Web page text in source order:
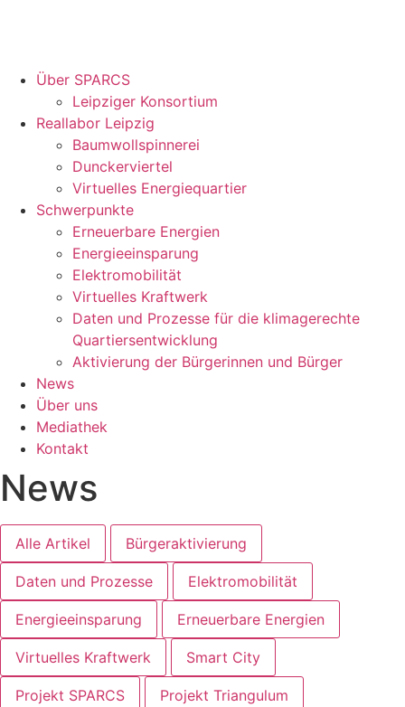
Über SPARCS
Leipziger Konsortium
Reallabor Leipzig
Baumwollspinnerei
Dunckerviertel
Virtuelles Energiequartier
Schwerpunkte
Erneuerbare Energien
Energieeinsparung
Elektromobilität
Virtuelles Kraftwerk
Daten und Prozesse für die klimagerechte
Quartiersentwicklung
Aktivierung der Bürgerinnen und Bürger
News
Über uns
Mediathek
Kontakt
News
Alle Artikel Bürgeraktivierung
Daten und Prozesse Elektromobilität
Energieeinsparung Erneuerbare Energien
Virtuelles Kraftwerk Smart City
Projekt SPARCS Projekt Triangulum